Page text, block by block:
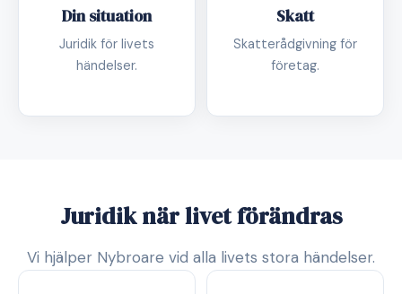
Din situation
Juridik för livets
händelser.
Skatt
Skatterådgivning för
företag.
Juridik när livet förändras
Vi hjälper Nybroare vid alla livets stora händelser.